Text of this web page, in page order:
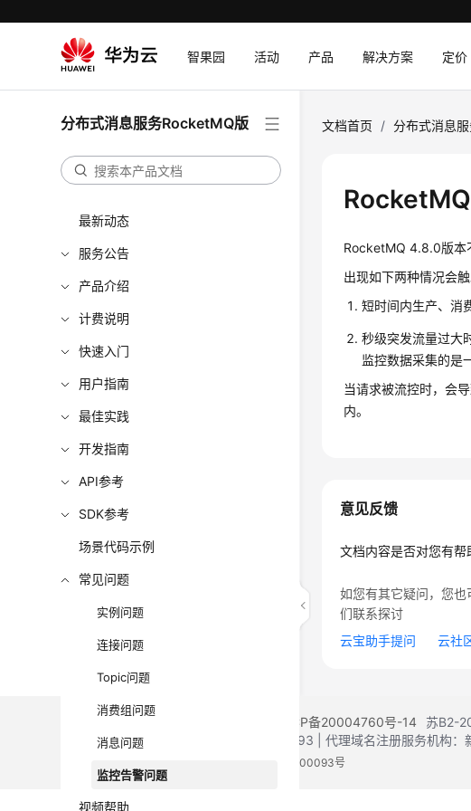
智果园 活动 产品 解决方案 定价
分布式消息服务RocketMQ版
最新动态
服务公告
产品介绍
计费说明
快速入门
用户指南
最佳实践
开发指南
API参考
SDK参考
场景代码示例
常见问题
实例问题
连接问题
Topic问题
消费组问题
消息问题
监控告警问题
视频帮助
文档首页 / 分布式消息
RocketMQ
RocketMQ 4.8.0版本
出现如下两种情况会触
短时间内生产、消
秒级突发流量过大
监控数据采集的是
当请求被流控时，会
内。
意见反馈
文档内容是否对您有帮
如您有其它疑问，您
们联系探讨
云宝助手提问
云社
黔ICP备20004760号-14 苏B2-
增值电信业务经营许可证：B1.B2-20200593 | 代理域名注册服务机构：
贵公网安备 52990002000093号